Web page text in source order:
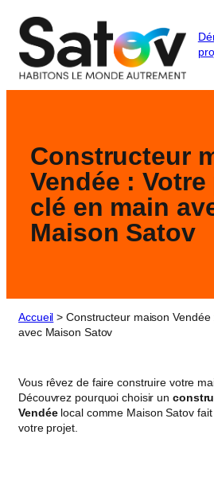
contenu
Constructeur
Vendée :
clé en main
Maison Satov
Accueil >Constructeur maison
avec Maison Satov
Vous rêvez de faire construire votre
Découvrez pourquoi choisir un
Vendéelocal comme Maison Satov
votre projet.